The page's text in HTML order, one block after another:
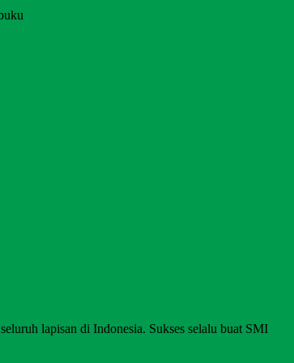
lapisan di Indonesia. Sukses selalu buat SMI